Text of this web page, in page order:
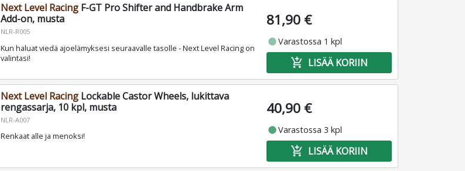
Next Level RacingF-GT Pro Shifter and Handbrake Arm
Add-on, musta
NLR-R005
Kun haluat viedä ajoelämyksesi seuraavalle tasolle - Next Level Racing on
valintasi!
81,90 €
fiber_manual_recordVarastossa 1 kpl
add_shopping_cart LISÄÄ KORIIN
Next Level RacingLockable Castor Wheels, lukittava
rengassarja, 10 kpl, musta
NLR-A007
Renkaat alle ja menoksi!
40,90 €
fiber_manual_recordVarastossa 3 kpl
add_shopping_cart LISÄÄ KORIIN